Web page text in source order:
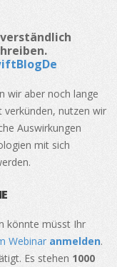
wir aber noch lange
verkünden, nutzen wir
Auswirkungen
mit sich
könnte müsst Ihr
Webinar anmelden.
Es stehen 1000